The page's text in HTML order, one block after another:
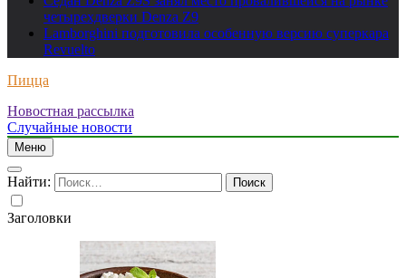
четырехдверки Denza Z9
Lamborghini подготовила особенную версию суперкара
Revuelto
Пицца
Новостная рассылка
Случайные новости
Меню
Найти:
Заголовки